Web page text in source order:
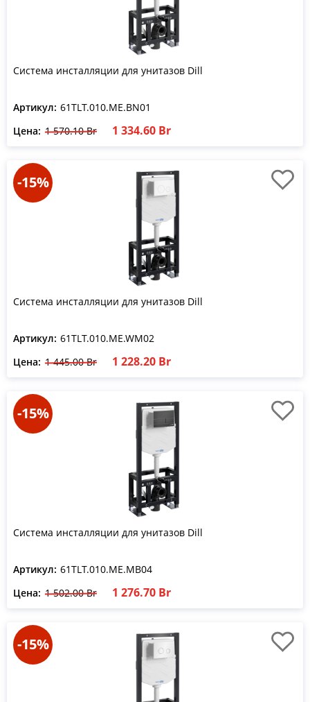
Система инсталляции для унитазов Dill
Артикул: 61TLT.010.ME.BN01
Цена: 1 570.10 Br 1 334.60 Br
-15%
Система инсталляции для унитазов Dill
Артикул: 61TLT.010.ME.WM02
Цена: 1 445.00 Br 1 228.20 Br
-15%
Система инсталляции для унитазов Dill
Артикул: 61TLT.010.ME.MB04
Цена: 1 502.00 Br 1 276.70 Br
-15%